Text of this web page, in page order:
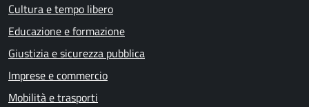
Cultura e tempo libero
Educazione e formazione
Giustizia e sicurezza pubblica
Imprese e commercio
Mobilità e trasporti